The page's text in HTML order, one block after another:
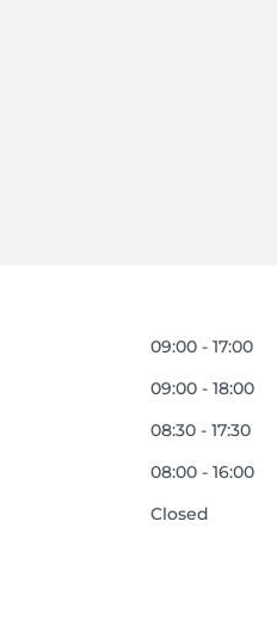
09:00 - 17:00
09:00 - 18:00
08:30 - 17:30
08:00 - 16:00
Closed